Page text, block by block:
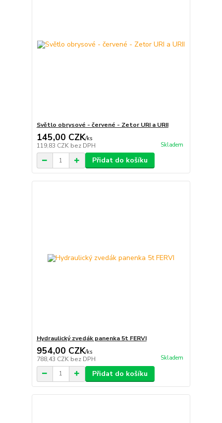
Světlo obrysové - červené - Zetor URI a URII
145,00 CZK/ks
119,83 CZK bez DPH Skladem
Přidat do košíku
Hydraulický zvedák panenka 5t FERVI
954,00 CZK/ks
788,43 CZK bez DPH Skladem
Přidat do košíku